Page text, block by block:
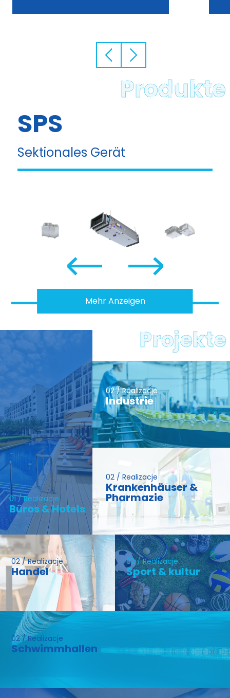
Produkte
BO-G, BD-G,
SPS-G
Garagenzentralen
01 / Realizacje
Büros & Hotels
Projekte
02 / Realizacje
Industrie
02 / Realizacje
Krankenhäuser &
Pharmazie
02 / Realizacje
Handel
02 / Realizacje
Sport & kultur